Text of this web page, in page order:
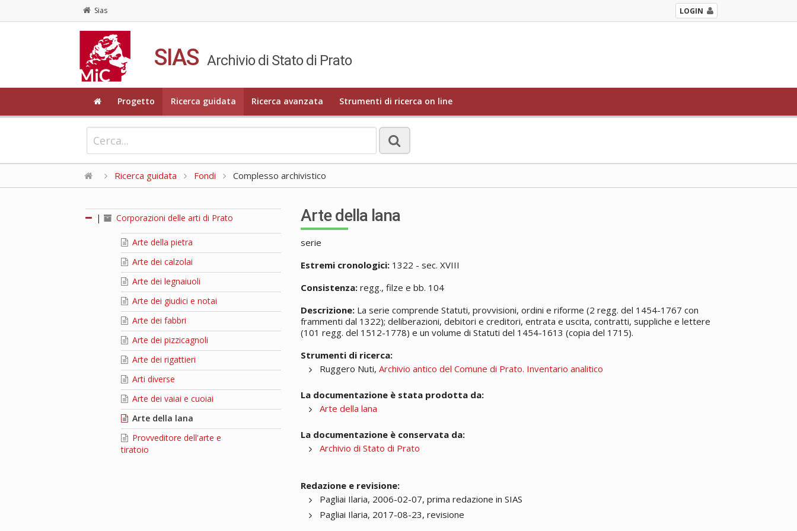
Sias LOGIN
SIAS Archivio di Stato di Prato
Progetto Ricerca guidata Ricerca avanzata Strumenti di ricerca on line
Ricerca guidata Fondi Complesso archivistico
| Corporazioni delle arti di Prato
Arte della pietra
Arte dei calzolai
Arte dei legnaiuoli
Arte dei giudici e notai
Arte dei fabbri
Arte dei pizzicagnoli
Arte dei rigattieri
Arti diverse
Arte dei vaiai e cuoiai
Arte della lana
Provveditore dell'arte e
tiratoio
Arte della lana
serie
Estremi cronologici: 1322 - sec. XVIII
Consistenza: regg., filze e bb. 104
Descrizione: La serie comprende Statuti, provvisioni, ordini e riforme (2 regg. del 1454-1767 con
frammenti dal 1322); deliberazioni, debitori e creditori, entrata e uscita, contratti, suppliche e lettere
(101 regg. del 1512-1778) e un volume di Statuti del 1454-1613 (copia del 1715).
Strumenti di ricerca:
Ruggero Nuti,Archivio antico del Comune di Prato. Inventario analitico
La documentazione è stata prodotta da:
Arte della lana
La documentazione è conservata da:
Archivio di Stato di Prato
Redazione e revisione:
Pagliai Ilaria, 2006-02-07, prima redazione in SIAS
Pagliai Ilaria, 2017-08-23, revisione